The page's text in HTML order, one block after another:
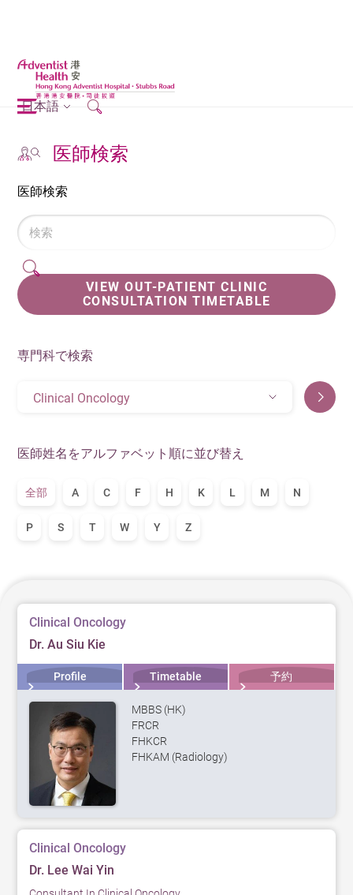
日本語
医師検索
医師検索
VIEW OUT-PATIENT CLINIC
CONSULTATION TIMETABLE
専門科で検索
Clinical Oncology
医師姓名をアルファベット順に並び替え
全部 A C F H K L M N
P S T W Y Z
Clinical Oncology
Dr. Au Siu Kie
Profile Timetable 予約
MBBS (HK)
FRCR
FHKCR
FHKAM (Radiology)
Clinical Oncology
Dr. Lee Wai Yin